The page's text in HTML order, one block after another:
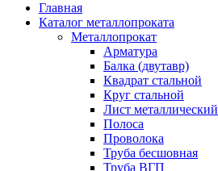
Главная
Каталог металлопроката
Металлопрокат
Арматура
Балка (двутавр)
Квадрат стальной
Круг стальной
Лист металлический
Полоса
Проволока
Труба бесшовная
Труба ВГП